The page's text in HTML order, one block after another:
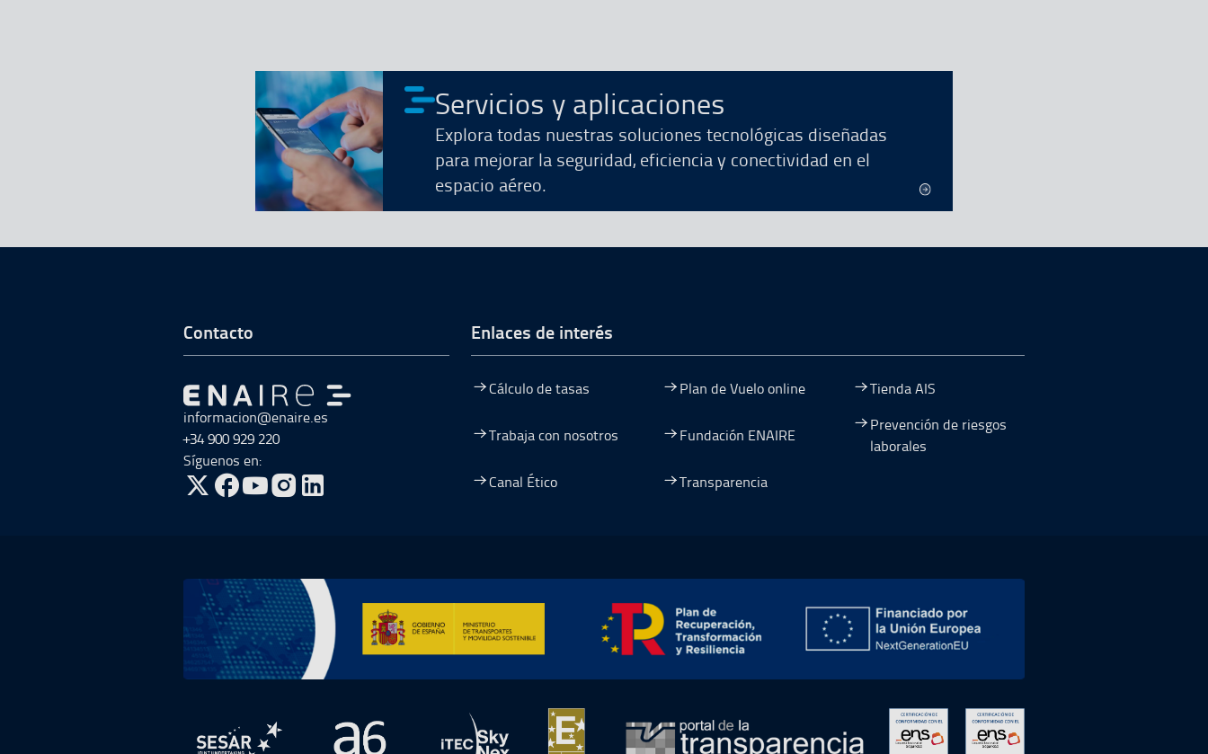
Servicios y aplicaciones
Explora todas nuestras soluciones tecnológicas diseñadas
para mejorar la seguridad, eficiencia y conectividad en el
espacio aéreo.
Ir a Inicio del Pie de página
Contacto
Ir a Ir al inicio
informacion@enaire.es
+34 900 929 220
Síguenos en:
ir a Twitter, abre en una nueva ventana
ir a Facebook, abre en una nueva ventana
ir a Youtube, abre en una nueva ventana
ir a Instagram, abre en una nueva ventana
Enlaces de interés
Cálculo de tasas Plan de Vuelo online Tienda AIS
Trabaja con nosotros Fundación ENAIRE
Prevención de riesgos
laborales
Canal Ético
Transparencia
Ir a Plan de Recuperación, Transformación y Resiliencia, abre en ventana nueva